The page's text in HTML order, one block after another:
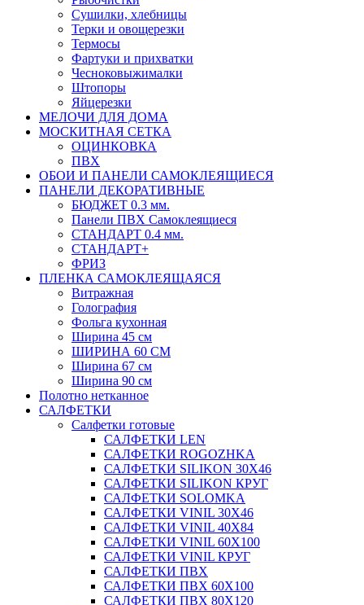
Сушилки, хлебницы
Терки и овощерезки
Термосы
Фартуки и прихватки
Чесноковыжималки
Штопоры
Яйцерезки
МЕЛОЧИ ДЛЯ ДОМА
МОСКИТНАЯ СЕТКА
ОЦИНКОВКА
ПВХ
ОБОИ И ПАНЕЛИ САМОКЛЕЯЩИЕСЯ
ПАНЕЛИ ДЕКОРАТИВНЫЕ
БЮДЖЕТ 0.3 мм.
Панели ПВХ Самоклеящиеся
СТАНДАРТ 0.4 мм.
СТАНДАРТ+
ФРИЗ
ПЛЕНКА САМОКЛЕЯЩАЯСЯ
Витражная
Голография
Фольга кухонная
Ширина 45 см
ШИРИНА 60 СМ
Ширина 67 см
Ширина 90 см
Полотно нетканное
САЛФЕТКИ
Салфетки готовые
САЛФЕТКИ LEN
САЛФЕТКИ ROGOZHKA
САЛФЕТКИ SILIKON 30Х46
САЛФЕТКИ SILIKON КРУГ
САЛФЕТКИ SOLOMKA
САЛФЕТКИ VINIL 30Х46
САЛФЕТКИ VINIL 40Х84
САЛФЕТКИ VINIL 60Х100
САЛФЕТКИ VINIL КРУГ
САЛФЕТКИ ПВХ
САЛФЕТКИ ПВХ 60Х100
САЛФЕТКИ ПВХ 80Х120